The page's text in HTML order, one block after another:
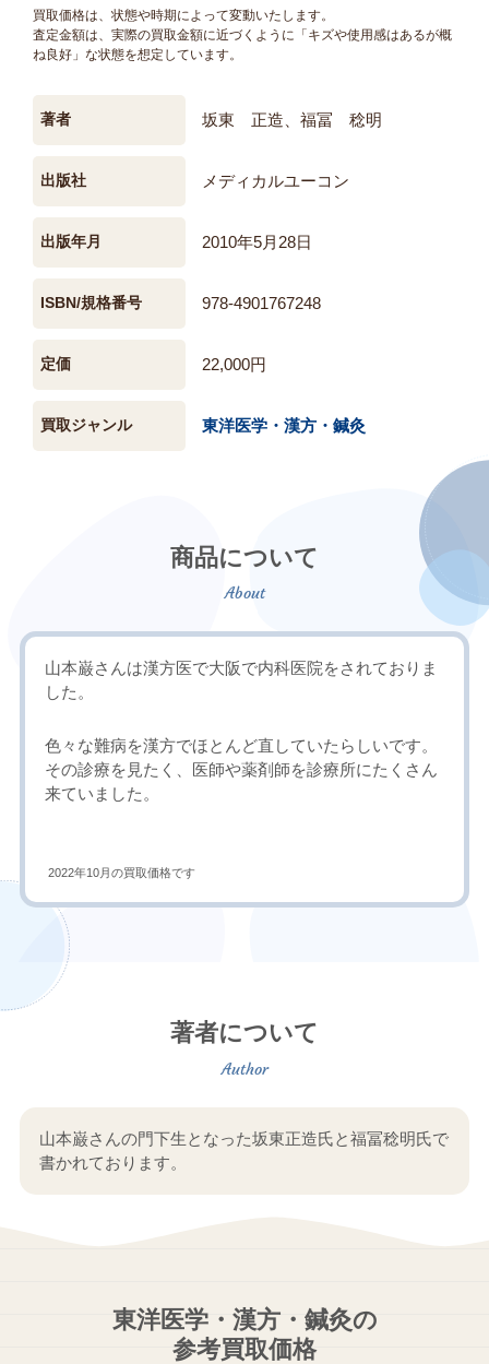
買取価格は、状態や時期によって変動いたします。
査定金額は、実際の買取金額に近づくように「キズや使用感はあるが概
ね良好」な状態を想定しています。
著者 坂東 正造、福冨 稔明
出版社 メディカルユーコン
出版年月 2010年5月28日
ISBN/規格番号 978-4901767248
定価 22,000円
買取ジャンル 東洋医学・漢方・鍼灸
商品について
山本巌さんは漢方医で大阪で内科医院をされておりま
した。
色々な難病を漢方でほとんど直していたらしいです。
その診療を見たく、医師や薬剤師を診療所にたくさん
来ていました。
2022年10月の買取価格です
著者について
山本巌さんの門下生となった坂東正造氏と福冨稔明氏で
書かれております。
東洋医学・漢方・鍼灸の
参考買取価格